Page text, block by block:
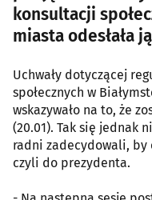
konsultacji
miasta odesłała
Uchwały dotyczącej
społecznych w
wskazywało na to, że
(20.01). Tak się jednak
radni zadecydowali, by
czyli do prezydenta.